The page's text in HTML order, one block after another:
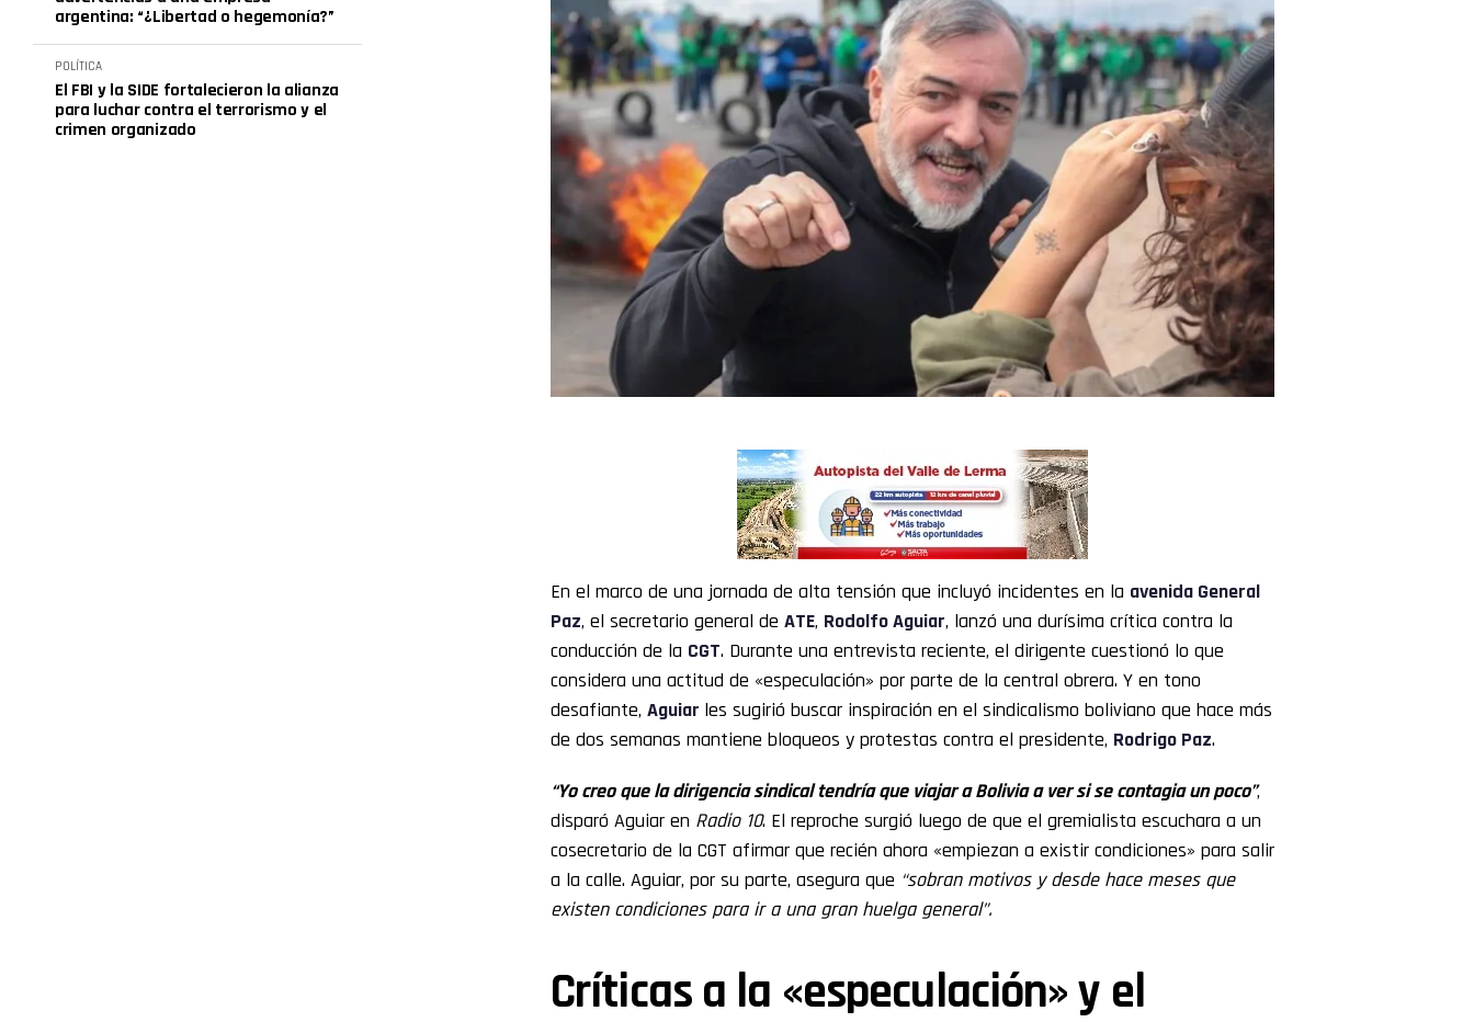
argentina: “¿Libertad o hegemonía?”
POLÍTICA
El FBI y la SIDE fortalecieron la alianza
para luchar contra el terrorismo y el
crimen organizado
En el marco de una jornada de alta tensión que incluyó incidentes en la avenida General
Paz, el secretario general de ATE, Rodolfo Aguiar, lanzó una durísima crítica contra la
conducción de la CGT. Durante una entrevista reciente, el dirigente cuestionó lo que
considera una actitud de «especulación» por parte de la central obrera. Y en tono
desafiante, Aguiar les sugirió buscar inspiración en el sindicalismo boliviano que hace más
de dos semanas mantiene bloqueos y protestas contra el presidente, Rodrigo Paz.
“Yo creo que la dirigencia sindical tendría que viajar a Bolivia a ver si se contagia un poco”,
disparó Aguiar en Radio 10. El reproche surgió luego de que el gremialista escuchara a un
cosecretario de la CGT afirmar que recién ahora «empiezan a existir condiciones» para salir
a la calle. Aguiar, por su parte, asegura que “sobran motivos y desde hace meses que
existen condiciones para ir a una gran huelga general”.
Críticas a la «especulación» y el